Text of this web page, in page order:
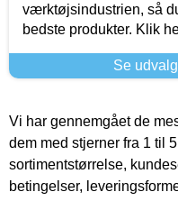
værktøjsindustrien, så
bedste produkter. Klik
Se
Vi har gennemgået de
dem med stjerner fra 1 til
sortimentstørrelse,
betingelser,